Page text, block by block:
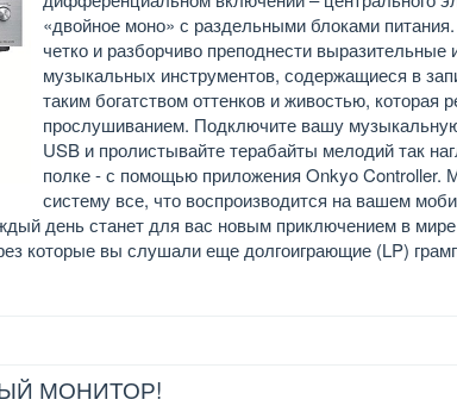
«двойное моно» с раздельными блоками
четко и разборчиво преподнести
музыкальных инструментов, содержащиеся в
таким богатством оттенков и живостью,
прослушиванием. Подключите вашу
USB и пролистывайте терабайты мелодий так
полке - с помощью приложения Onkyo Controller.
систему все, что воспроизводится на вашем
день станет для вас новым приключением в мире
которые вы слушали еще долгоиграющие (LP)
МОНИТОР!